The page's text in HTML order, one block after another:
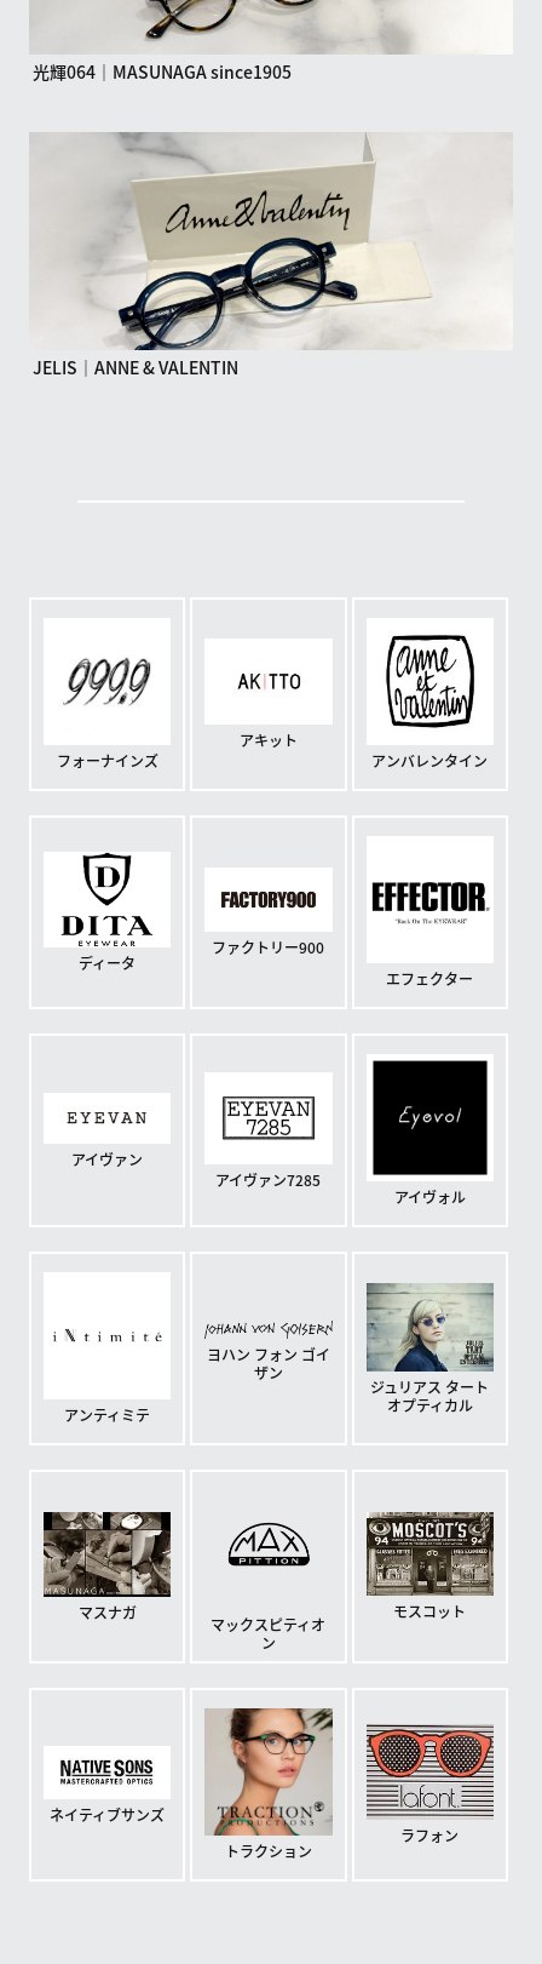
光輝064｜MASUNAGA since1905
JELIS｜ANNE & VALENTIN
フォーナインズ
アキット
アンバレンタイン
ディータ
ファクトリー900
エフェクター
アイヴァン
アイヴァン7285
アイヴォル
アンティミテ
ヨハン フォン ゴイ
ザン
ジュリアス タート
オプティカル
マスナガ
マックスピティオ
ン
モスコット
ネイティブサンズ
トラクション
ラフォン